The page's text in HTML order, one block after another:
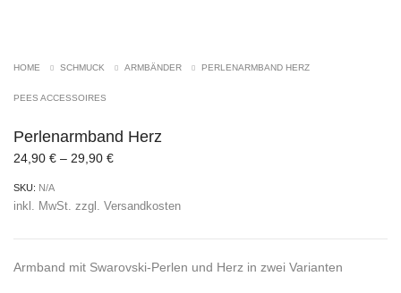
HOME SCHMUCK ARMBÄNDER PERLENARMBAND HERZ
PEES ACCESSOIRES
Perlenarmband Herz
24,90 € – 29,90 €
SKU: N/A
inkl. MwSt. zzgl. Versandkosten
Armband mit Swarovski-Perlen und Herz in zwei Varianten